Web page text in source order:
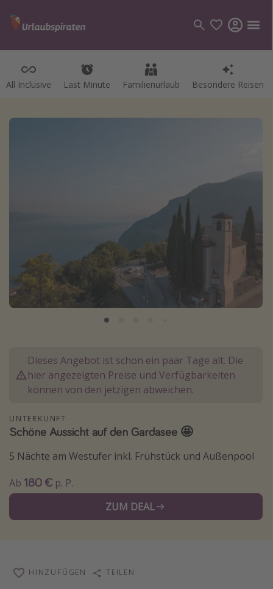
All Inclusive Last Minute Familienurlaub Besondere Reisen
Kategorien
Gozo Urlaub
Normandie Urlaub
Goa Urlaub
Krabi Urlaub
Tulum Urlaub
Japan Rundreise
Reisethemen
Alle Reisethemen
Disneyland Paris
Singlereisen
Dieses Angebot ist schon ein paar Tage alt. Die
hier angezeigten Preise und Verfügbarkeiten
können von den jetzigen abweichen.
UNTERKUNFT
Schöne Aussicht auf den Gardasee 🤩
5 Nächte am Westufer inkl. Frühstück und Außenpool
Ab 180 € p. P.
ZUM DEAL
HINZUFÜGEN TEILEN